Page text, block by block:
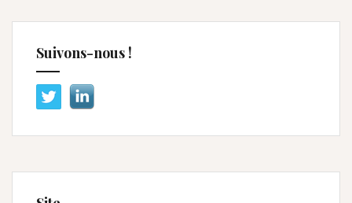
Suivons-nous !